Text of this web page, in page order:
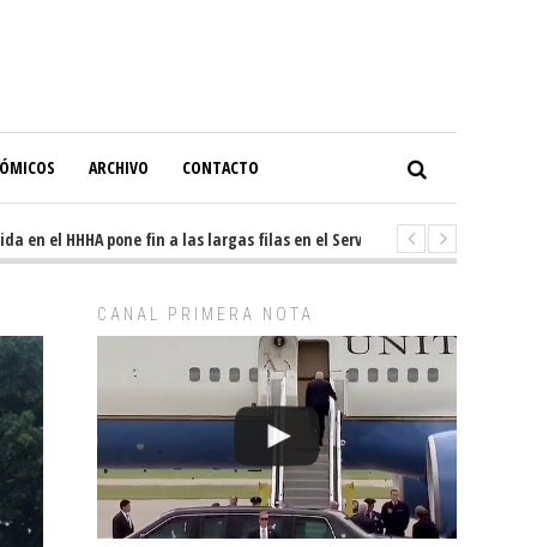
ARCHIVO CONTACTO
el HHHA pone fin a las largas filas en el Servicio de Imagenología
CANAL PRIMERA NOTA